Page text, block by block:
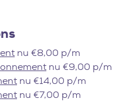
nu €8,00 p/m
nu €9,00 p/m
nu €14,00 p/m
nu €7,00 p/m